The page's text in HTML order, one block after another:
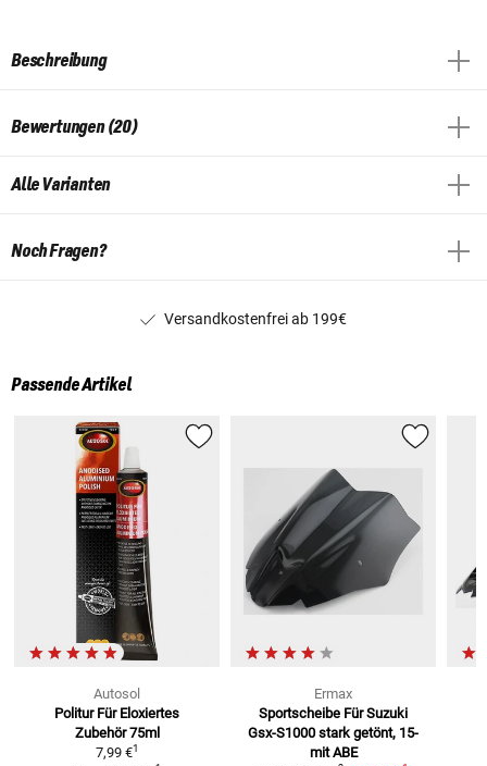
Beschreibung
Bewertungen (20)
Alle Varianten
Noch Fragen?
Versandkostenfrei ab 199€
Passende Artikel
Autosol
Politur Für Eloxiertes
Zubehör 75ml
7,99 €1
Ermax
Sportscheibe Für Suzuki
Gsx-S1000 stark getönt, 15-
mit ABE